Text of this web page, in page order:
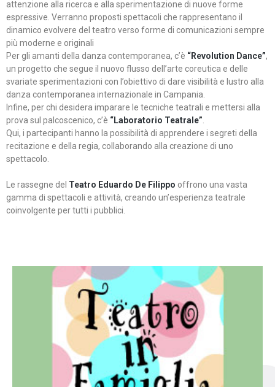
attenzione alla ricerca e alla sperimentazione di nuove forme
espressive. Verranno proposti spettacoli che rappresentano il
dinamico evolvere del teatro verso forme di comunicazioni sempre
più moderne e originali
Per gli amanti della danza contemporanea, c’è “Revolution Dance”,
un progetto che segue il nuovo flusso dell’arte coreutica e delle
svariate sperimentazioni con l’obiettivo di dare visibilità e lustro alla
danza contemporanea internazionale in Campania.
Infine, per chi desidera imparare le tecniche teatrali e mettersi alla
prova sul palcoscenico, c’è “Laboratorio Teatrale”
Qui, i partecipanti hanno la possibilità di apprendere i segreti della
recitazione e della regia, collaborando alla creazione di uno
spettacolo.
Le rassegne del Teatro Eduardo De Filippo offrono una vasta
gamma di spettacoli e attività, creando un’esperienza teatrale
coinvolgente per tutti i pubblici.
Teatro In Famiglia è una rassegna di teatro concepita
per far condividere e godere del teatro all’intera
famiglia.
Continua